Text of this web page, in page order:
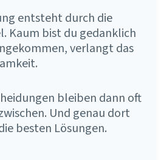
entsteht durch die
Kaum bist du gedanklich
verlangt das
bleiben dann oft
Und genau dort
besten Lösungen.